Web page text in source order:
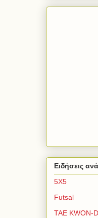
Ειδήσεις
5Χ5
Futsal
TAE KWON-